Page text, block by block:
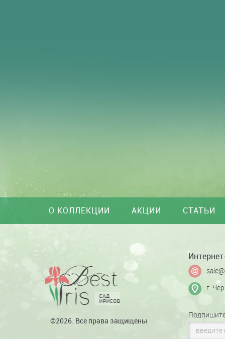
О КОЛЛЕКЦИИ АКЦИИ СТАТЬИ
©2026. Все права защищены
г.